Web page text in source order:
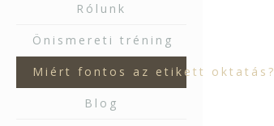
Rólunk
Önismereti tréning
Miért fontos az etikett oktatás?
Blog